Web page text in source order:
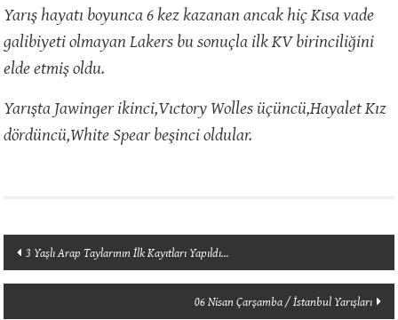
Yarış hayatı boyunca 6 kez kazanan ancak hiç Kısa vade
galibiyeti olmayan Lakers bu sonuçla ilk KV birinciliğini
elde etmiş oldu.
Yarışta Jawinger ikinci,Vıctory Wolles üçüncü,Hayalet Kız
dördüncü,White Spear beşinci oldular.
Yazı
dolaşımı
3 Yaşlı Arap Taylarının İlk Kayıtları Yapıldı…
06 Nisan Çarşamba / İstanbul Yarışları